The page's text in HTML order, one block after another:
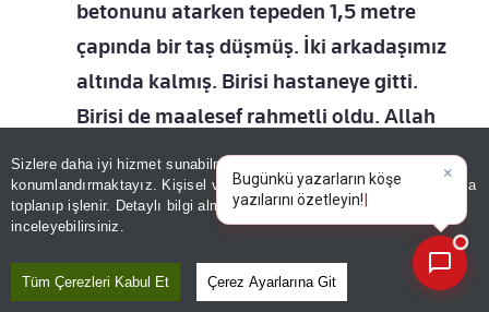
Sizlere daha iyi hizmet sunabilmek adına sitemizde
konumlandırmaktayız. Kişisel verileriniz, KVKK ve GDPR kapsamında
toplanıp işlenir. Detaylı bilgi almak içinAydınlatma Metnimizi
inceleyebilirsiniz.
Tüm Çerezleri Kabul Et Çerez Ayarlarına Git
betonunu atarken tepeden 1,5 metre
çapında bir taş düşmüş. İki arkadaşımız
altında kalmış. Birisi hastaneye gitti.
Birisi de maalesef rahmetli oldu. Allah
rahmet eylesin. Acı bir olay. Burada
çalışan arkadaşlar haber verdi, hemen
geldik. İtfaiye, AFAD geldi. Cenazemizi
Bugünkü yazarların